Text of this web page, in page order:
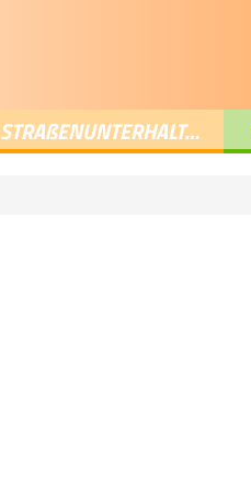
STRAßENUNTERHALTUNG